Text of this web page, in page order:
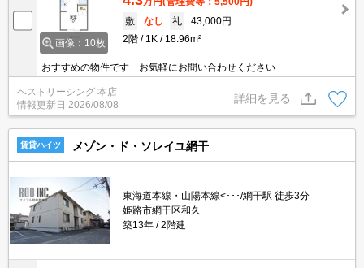
画像：10枚
敷
なし 礼
43,000円
2階
1K 18.96m²
おすすめの物件です お気軽にお問い合わせください
ベストリーシング 本店
情報更新日 2026/08/08
詳細を見る
賃貸ハイツ メゾン・ド・ソレイユ網干
東海道本線・山陽本線<･･･/網干駅 徒歩3分
姫路市網干区和久
築13年
2階建